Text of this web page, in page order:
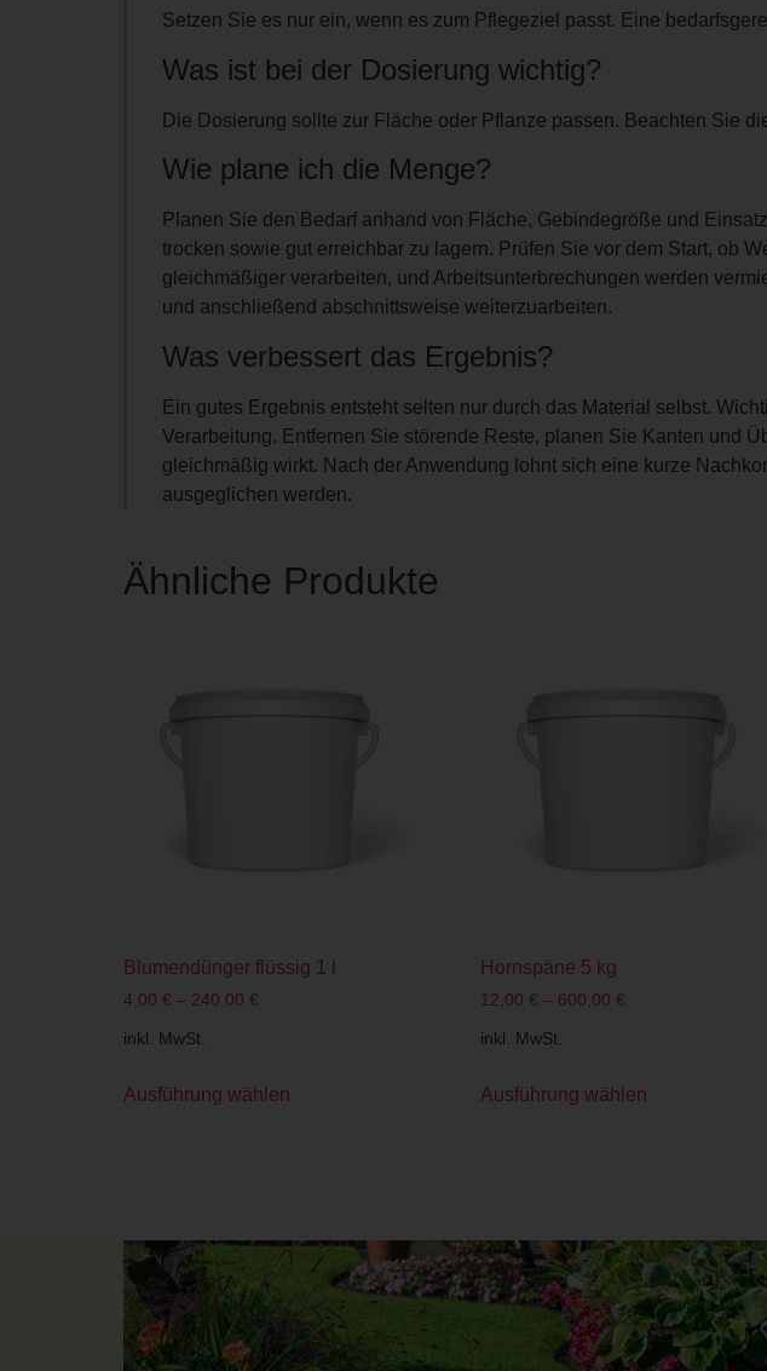
Setzen Sie es nur ein, wenn es zum Pflegeziel passt. Eine
Was ist bei der Dosierung wichtig?
Die Dosierung sollte zur Fläche oder Pflanze passen. Beachten Sie
Wie plane ich die Menge?
Planen Sie den Bedarf anhand von Fläche, Gebindegröße und
trocken sowie gut erreichbar zu lagern. Prüfen Sie vor dem Start, ob
gleichmäßiger verarbeiten, und Arbeitsunterbrechungen werden
und anschließend abschnittsweise weiterzuarbeiten.
Was verbessert das Ergebnis?
Ein gutes Ergebnis entsteht selten nur durch das Material selbst.
Verarbeitung. Entfernen Sie störende Reste, planen Sie Kanten und
gleichmäßig wirkt. Nach der Anwendung lohnt sich eine kurze
ausgeglichen werden.
Ähnliche Produkte
Blumendünger flüssig 1 l
4,00 € – 240,00 €
inkl. MwSt.
Ausführung wählen
Hornspäne 5 kg
12,00 € – 600,00 €
inkl. MwSt.
Ausführung wählen